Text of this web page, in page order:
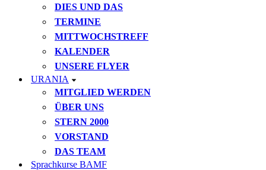
DIES UND DAS
TERMINE
MITTWOCHSTREFF
KALENDER
UNSERE FLYER
URANIA
MITGLIED WERDEN
ÜBER UNS
STERN 2000
VORSTAND
DAS TEAM
Sprachkurse BAMF